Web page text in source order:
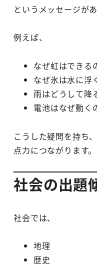
というメッセージがあ
例えば、
なぜ虹はできる
なぜ氷は水に浮
雨はどうして降
電池はなぜ動く
こうした疑問を持ち
点力につながります。
社会の出題
社会では、
地理
歴史